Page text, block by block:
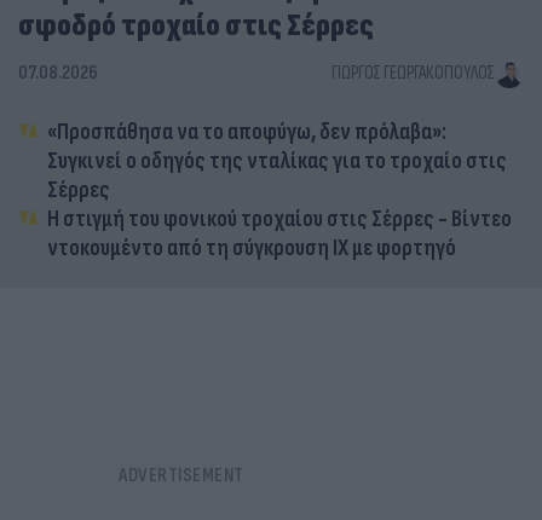
σφοδρό τροχαίο στις Σέρρες
07.08.2026 ΓΙΏΡΓΟΣ ΓΕΩΡΓΑΚΌΠΟΥΛΟΣ
«Προσπάθησα να το αποφύγω, δεν πρόλαβα»:
Συγκινεί ο οδηγός της νταλίκας για το τροχαίο στις
Σέρρες
Η στιγμή του φονικού τροχαίου στις Σέρρες - Βίντεο
ντοκουμέντο από τη σύγκρουση ΙΧ με φορτηγό